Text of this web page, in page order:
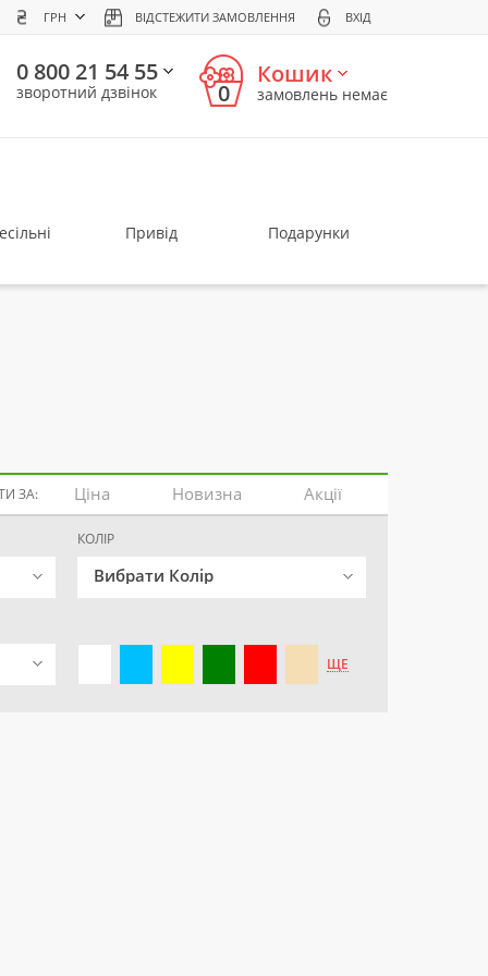
ГРН ВІДСТЕЖИТИ ЗАМОВЛЕННЯ ВХІД
0 800 21 54 55
зворотний дзвінок 0
Кошик
замовлень немає
Привід Подарунки
ЗА: Ціна Новизна Акції
КОЛІР
Вибрати Колір
ЩЕ